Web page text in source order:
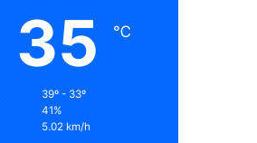
35 ℃
39º - 33º
41%
5.02 km/h